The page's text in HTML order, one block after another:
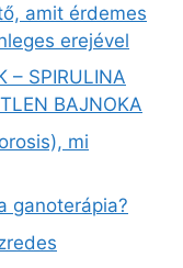
amit érdemes
erejével
– SPIRULINA
BAJNOKA
mi
ganoterápia?